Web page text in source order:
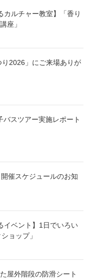
ルチャー教室】「香り
座」
り2026」にご来場ありが
スツアー実施レポート
催スケジュールのお知
イベント】1日でいろい
ョップ」
屋外階段の防滑シート